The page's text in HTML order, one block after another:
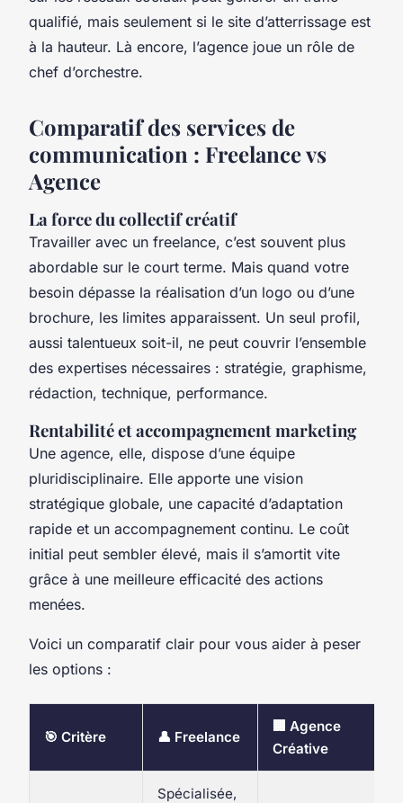
qualifié, mais seulement si le site d’atterrissage est
à la hauteur. Là encore, l’agence joue un rôle de
chef d’orchestre.
Comparatif des services de
communication : Freelance vs
Agence
La force du collectif créatif
Travailler avec un freelance, c’est souvent plus
abordable sur le court terme. Mais quand votre
besoin dépasse la réalisation d’un logo ou d’une
brochure, les limites apparaissent. Un seul profil,
aussi talentueux soit-il, ne peut couvrir l’ensemble
des expertises nécessaires : stratégie, graphisme,
rédaction, technique, performance.
Rentabilité et accompagnement marketing
Une agence, elle, dispose d’une équipe
pluridisciplinaire. Elle apporte une vision
stratégique globale, une capacité d’adaptation
rapide et un accompagnement continu. Le coût
initial peut sembler élevé, mais il s’amortit vite
grâce à une meilleure efficacité des actions
menées.
Voici un comparatif clair pour vous aider à peser
les options :
🎯 Critère 👤 Freelance
🏢 Agence
Créative
Spécialisée,